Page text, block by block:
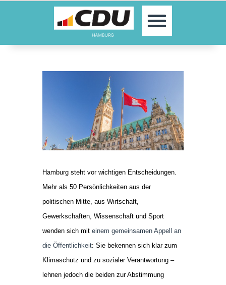
MOIN!
AKTUELLES
PARLAMENTE
MITGLIED WERDEN!
Hamburg steht vor wichtigen Entscheidungen.
Mehr als 50 Persönlichkeiten aus der
politischen Mitte, aus Wirtschaft,
Gewerkschaften, Wissenschaft und Sport
wenden sich mit einem gemeinsamen Appell an
die Öffentlichkeit: Sie bekennen sich klar zum
Klimaschutz und zu sozialer Verantwortung –
lehnen jedoch die beiden zur Abstimmung